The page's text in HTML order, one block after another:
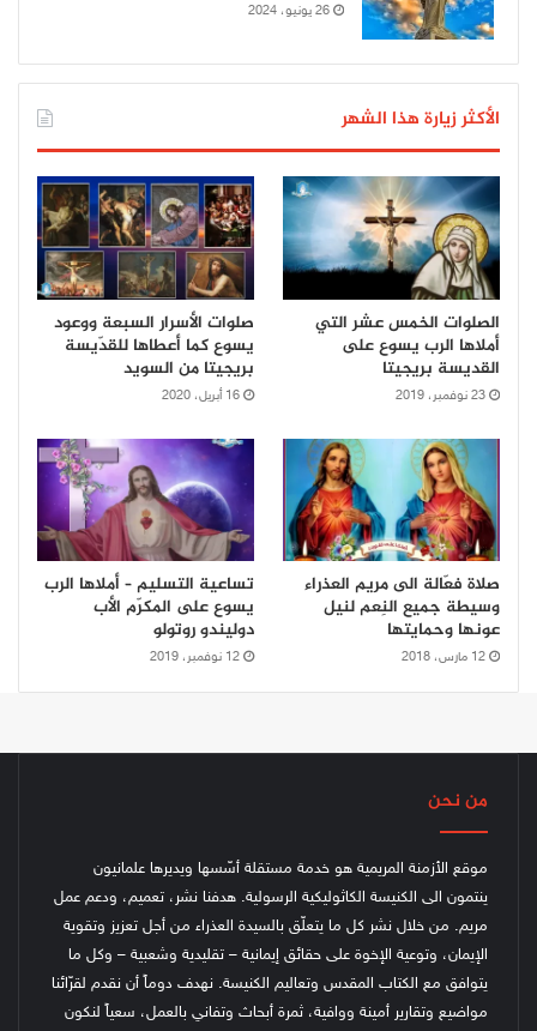
26 يونيو، 2024
الأكثر زيارة هذا الشهر
الصلوات الخمس عشر التي
أملاها الرب يسوع على
القديسة بريجيتا
23 نوفمبر، 2019
صلوات الأسرار السبعة ووعود
يسوع كما أعطاها للقدّيسة
بريجيتا من السويد
16 أبريل، 2020
صلاة فعّالة الى مريم العذراء
وسيطة جميع النِعم لنيل
عونها وحمايتها
12 مارس، 2018
تساعية التسليم – أملاها الرب
يسوع على المكرّم الأب
دوليندو روتولو
12 نوفمبر، 2019
من نحن
موقع الأزمنة المريمية هو خدمة مستقلة أسّسها ويديرها علمانيون
ينتمون الى الكنيسة الكاثوليكية الرسولية. هدفنا نشر، تعميم، ودعم عمل
مريم. من خلال نشر كل ما يتعلّق بالسيدة العذراء من أجل تعزيز وتقوية
الإيمان، وتوعية الإخوة على حقائق إيمانية – تقليدية وشعبية – وكل ما
يتوافق مع الكتاب المقدس وتعاليم الكنيسة. نهدف دوماً أن نقدم لقرّائنا
مواضيع وتقارير أمينة ووافية، ثمرة أبحاث وتفاني بالعمل، سعياً لنكون